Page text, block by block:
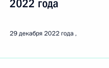
2022 года
29 декабря 2022 года